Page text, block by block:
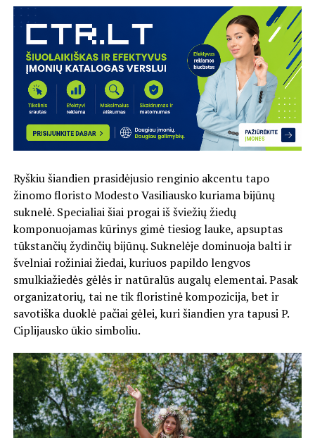
Ryškiu šiandien prasidėjusio renginio akcentu tapo
žinomo floristo Modesto Vasiliausko kuriama bijūnų
suknelė. Specialiai šiai progai iš šviežių žiedų
komponuojamas kūrinys gimė tiesiog lauke, apsuptas
tūkstančių žydinčių bijūnų. Suknelėje dominuoja balti ir
švelniai rožiniai žiedai, kuriuos papildo lengvos
smulkiažiedės gėlės ir natūralūs augalų elementai. Pasak
organizatorių, tai ne tik floristinė kompozicija, bet ir
savotiška duoklė pačiai gėlei, kuri šiandien yra tapusi P.
Ciplijausko ūkio simboliu.